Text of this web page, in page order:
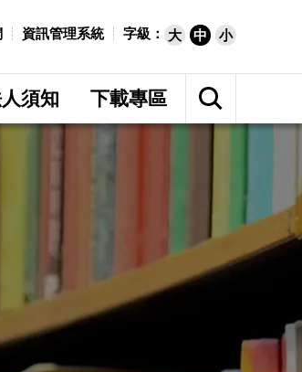
資訊管理系統 字級： 大 中 小
須知 下載專區
展
開
網
站
尋